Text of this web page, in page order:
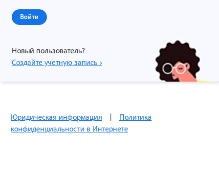
Войти
Новый пользователь?
Создайте учетную запись ›
Юридическая информация | Политика
конфиденциальности в Интернете